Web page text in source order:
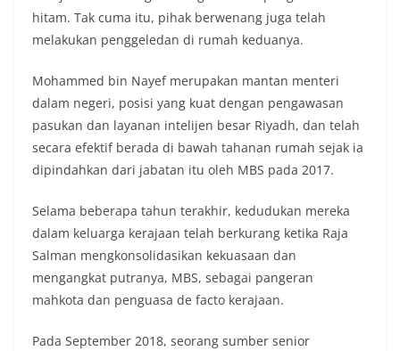
hitam. Tak cuma itu, pihak berwenang juga telah
melakukan penggeledan di rumah keduanya.
Mohammed bin Nayef merupakan mantan menteri
dalam negeri, posisi yang kuat dengan pengawasan
pasukan dan layanan intelijen besar Riyadh, dan telah
secara efektif berada di bawah tahanan rumah sejak ia
dipindahkan dari jabatan itu oleh MBS pada 2017.
Selama beberapa tahun terakhir, kedudukan mereka
dalam keluarga kerajaan telah berkurang ketika Raja
Salman mengkonsolidasikan kekuasaan dan
mengangkat putranya, MBS, sebagai pangeran
mahkota dan penguasa de facto kerajaan.
Pada September 2018, seorang sumber senior